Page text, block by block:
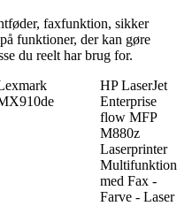
faxfunktion, sikker
funktioner, der kan gøre
du reelt har brug for.
HP LaserJet
Enterprise
flow MFP
M880z
Laserprinter
Multifunktion
med Fax -
Farve - Laser